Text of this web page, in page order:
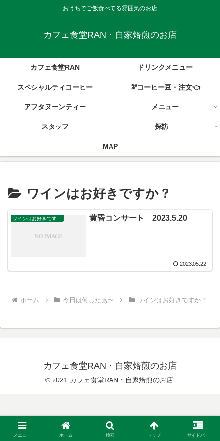
おうちでご飯食べてる雰囲気のお店
カフェ食堂RAN・自家焙煎のお店
カフェ食堂RAN ドリンクメニュー
スペシャルティコーヒー 🫘コーヒー豆・注文👈
アフタヌーンティー メニュー
スタッフ 探訪
MAP
ワインはお好きですか？
黄昏コンサート 2023.5.20
2023.05.22
ホーム 今日は何したぁ〜 ワインはお好きですか？
カフェ食堂RAN・自家焙煎のお店
© 2021 カフェ食堂RAN・自家焙煎のお店.
メニュー ホーム 検索 トップ サイドバー